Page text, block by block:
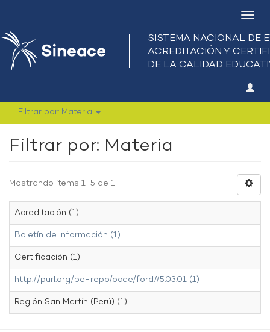
Filtrar por: Materia
Filtrar por: Materia
Mostrando ítems 1-5 de 1
Acreditación (1)
Boletín de información (1)
Certificación (1)
http://purl.org/pe-repo/ocde/ford#5.03.01 (1)
Región San Martín (Perú) (1)